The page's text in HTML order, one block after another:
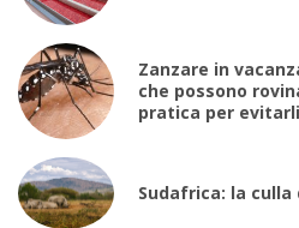
Zanzare in
che possono
pratica per
Sudafrica: la